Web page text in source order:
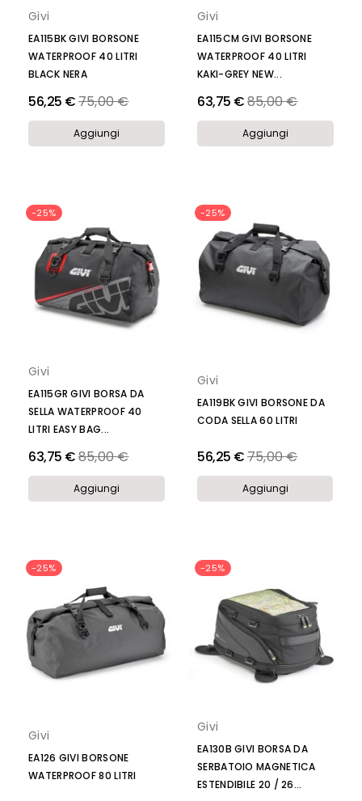
Givi
EA115BK GIVI BORSONE
WATERPROOF 40 LITRI
BLACK NERA
56,25 €Prezzo
75,00 €
Aggiungi
Givi
EA115CM GIVI BORSONE
WATERPROOF 40 LITRI
KAKI-GREY NEW...
63,75 €Prezzo
85,00 €
Aggiungi
-25%
Givi
EA115GR GIVI BORSA DA
SELLA WATERPROOF 40
LITRI EASY BAG...
63,75 €Prezzo
85,00 €
Aggiungi
-25%
Givi
EA119BK GIVI BORSONE DA
CODA SELLA 60 LITRI
56,25 €Prezzo
75,00 €
Aggiungi
-25%
Givi
EA126 GIVI BORSONE
WATERPROOF 80 LITRI
-25%
Givi
EA130B GIVI BORSA DA
SERBATOIO MAGNETICA
ESTENDIBILE 20 / 26...